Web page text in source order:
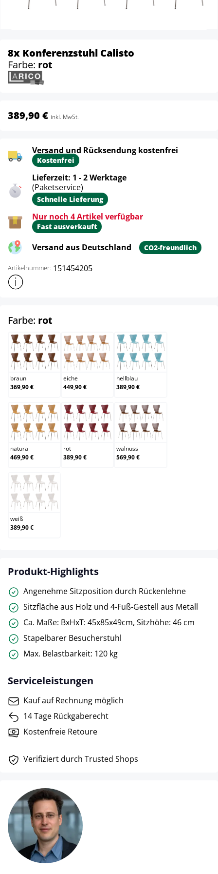
8x Konferenzstuhl Calisto
Farbe: rot
389,90 € inkl. MwSt.
Versand und Rücksendung kostenfrei
Kostenfrei
Lieferzeit: 1 - 2 Werktage
(Paketservice)
Schnelle Lieferung
Nur noch 4 Artikel verfügbar
Fast ausverkauft
Versand aus Deutschland CO2-freundlich
Artikelnummer: 151454205
Weitere Produktinformationen anzeigen
Farbe: rot
braun
braun
369,90 €
eiche
eiche
449,90 €
hellblau
hellblau
389,90 €
natura
natura
469,90 €
rot
rot
389,90 €
walnuss
walnuss
569,90 €
weiß
weiß
389,90 €
Produkt-Highlights
Angenehme Sitzposition durch Rückenlehne
Sitzfläche aus Holz und 4-Fuß-Gestell aus Metall
Ca. Maße: BxHxT: 45x85x49cm, Sitzhöhe: 46 cm
Stapelbarer Besucherstuhl
Max. Belastbarkeit: 120 kg
Serviceleistungen
Kauf auf Rechnung möglich
14 Tage Rückgaberecht
Kostenfreie Retoure
Verifiziert durch Trusted Shops